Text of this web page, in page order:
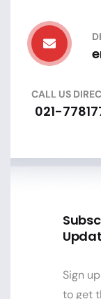
CALL US
021-
Sign
to get